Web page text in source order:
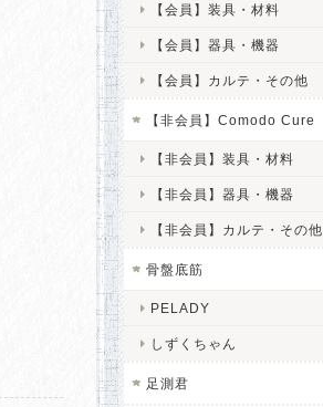
【会員】装具・材料
【会員】器具・機器
【会員】カルテ・その他
【非会員】Comodo Cure
【非会員】装具・材料
【非会員】器具・機器
【非会員】カルテ・その他
骨盤底筋
PELADY
しずくちゃん
足測君